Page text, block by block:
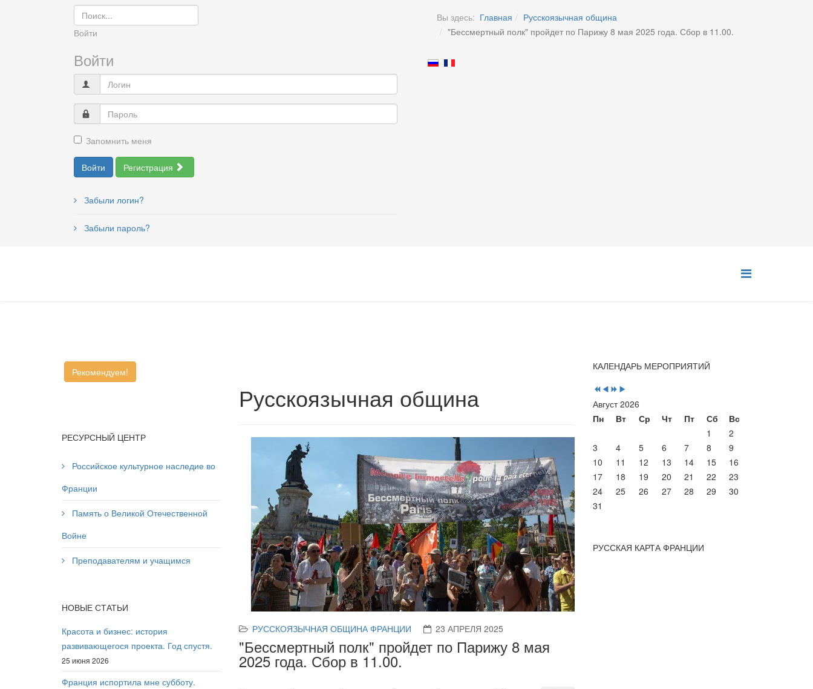
Войти
Войти
Запомнить меня
Войти Регистрация
Забыли логин?
Забыли пароль?
Вы здесь: Главная
Русскоязычная община
"Бессмертный полк" пройдет по Парижу 8 мая 2025 года. Сбор в 11.00.
Рекомендуем!
РЕСУРСНЫЙ ЦЕНТР
Российское культурное наследие во
Франции
Память о Великой Отечественной
Войне
Преподавателям и учащимся
НОВЫЕ СТАТЬИ
Красота и бизнес: история
развивающегося проекта. Год спустя.
25 июня 2026
Франция испортила мне субботу.
Русскоязычная община
РУССКОЯЗЫЧНАЯ ОБЩИНА ФРАНЦИИ 23 АПРЕЛЯ 2025
"Бессмертный полк" пройдет по Парижу 8 мая
2025 года. Сбор в 11.00.
КАЛЕНДАРЬ МЕРОПРИЯТИЙ
Предыдущий
Предыдущий
Следующий
Следующий
Август 2026
Пн
Вт Ср Чт Пт Сб
Вс
1
2
3
4 5 6 7 8
9
10
11 12 13 14 15
16
17
18 19 20 21 22
23
24
25 26 27 28 29
30
31
РУССКАЯ КАРТА ФРАНЦИИ